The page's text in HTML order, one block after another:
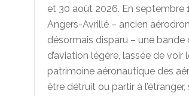
et 30 août 2026. En septembre
Angers-Avrillé – ancien
désormais disparu – une bande
d’aviation légère, lassée de voir
patrimoine aéronautique des
être détruit ou partir à l’étranger,